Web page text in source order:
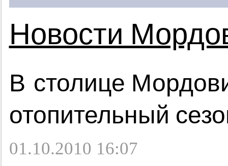
Новости
В столице
отопительный
01.10.2010 16:07